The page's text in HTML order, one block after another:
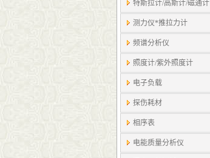
特斯拉计/高斯计​/磁通计
测力仪*推拉力计
频谱分析仪
照度计/紫外照度计
电子负载
探伤耗材
相序表
电能质量分析仪